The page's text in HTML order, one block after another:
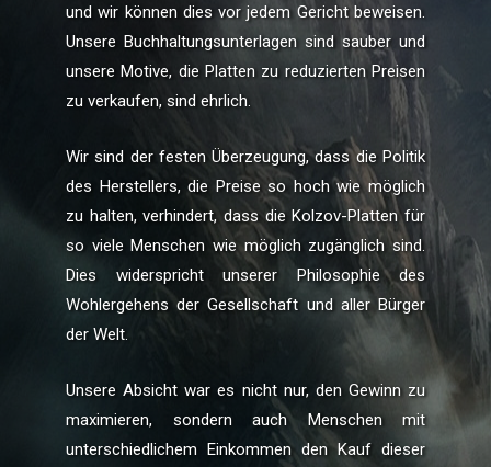
und wir können dies vor jedem Gericht beweisen.
Unsere Buchhaltungsunterlagen sind sauber und
unsere Motive, die Platten zu reduzierten Preisen
zu verkaufen, sind ehrlich.
Wir sind der festen Überzeugung, dass die Politik
des Herstellers, die Preise so hoch wie möglich
zu halten, verhindert, dass die Kolzov-Platten für
so viele Menschen wie möglich zugänglich sind.
Dies widerspricht unserer Philosophie des
Wohlergehens der Gesellschaft und aller Bürger
der Welt.
Unsere Absicht war es nicht nur, den Gewinn zu
maximieren, sondern auch Menschen mit
unterschiedlichem Einkommen den Kauf dieser